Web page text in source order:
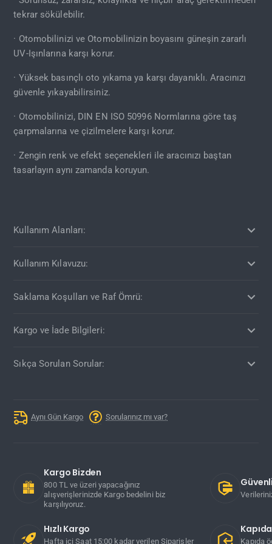
tekrar sökülebilir.
· Otomobilinizi ve Otomobilinizin boyasını güneşin zararlı
UV-Işınlarına karşı korur.
· Yüksek basınçlı oto yıkama ya karşı dayanıklı. Aracınızı
güvenle yıkayabilirsiniz.
· Otomobilinizi, DIN EN ISO 50996 Normlarına göre taş
çarpmalarına ve çizilmelere karşı korur.
· Zengin renk ve efekt seçenekleri ile aracınızı baştan
tasarlayın aynı zamanda koruyun.
Kullanım Alanları:
Kullanım Kılavuzu:
Saklama Koşulları ve Raf Ömrü:
Kargo ve İade Bilgileri:
Sıkça Sorulan Sorular:
Aynı Gün Kargo Sorularınız mı var?
Kargo Bizden
800 TL ve üzeri yapacağınız
alışverişlerinizde Kargo bedelini biz
karşılıyoruz.
Hızlı Kargo
Hafta içi Saat 15:00 kadar verilen Siparişler
Kapıda